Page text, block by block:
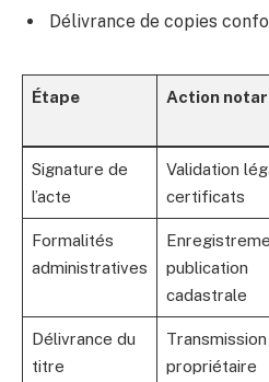
Délivrance de copies
Étape Action
Signature de
l’acte
Validation
certificats
Formalités
administratives
publication
cadastrale
Délivrance du
titre
Transmission
propriétaire